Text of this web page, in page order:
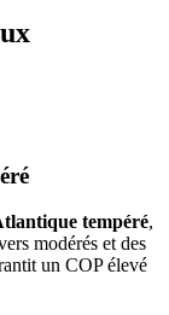
tempéré,
modérés et des
un COP élevé